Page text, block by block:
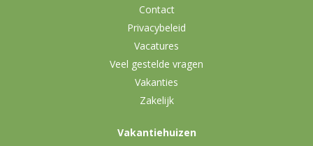
Contact
Privacybeleid
Vacatures
Veel gestelde vragen
Vakanties
Zakelijk
Vakantiehuizen